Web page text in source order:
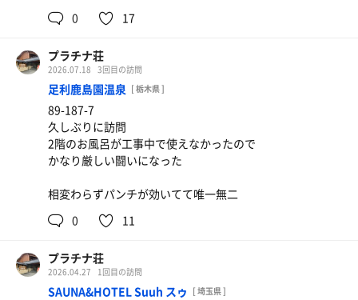
0
17
プラチナ荘
2026.07.18 3回目の訪問
足利鹿島園温泉 [ 栃木県 ]
89-187-7
久しぶりに訪問
2階のお風呂が工事中で使えなかったので
かなり厳しい闘いになった
相変わらずパンチが効いてて唯一無二
0
11
プラチナ荘
2026.04.27 1回目の訪問
SAUNA&HOTEL Suuh スゥ [ 埼玉県 ]